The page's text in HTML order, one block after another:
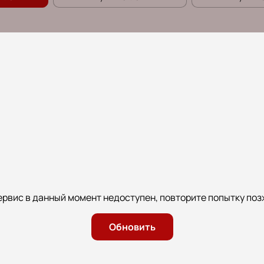
в данный момент недоступен, повторите попытку
Обновить